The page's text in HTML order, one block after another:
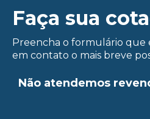
Faça sua
Preencha o formulário que
em contato o mais breve
Não atendemos